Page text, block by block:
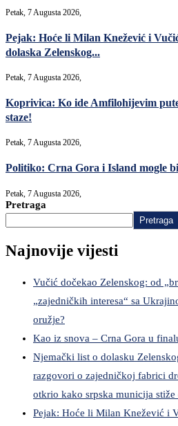
Petak, 7 Augusta 2026,
Pejak: Hoće li Milan Knežević i
dolaska Zelenskog...
Petak, 7 Augusta 2026,
Koprivica: Ko ide Amfilohijevim
staze!
Petak, 7 Augusta 2026,
Politiko: Crna Gora i Island mogle
Petak, 7 Augusta 2026,
Pretraga
Pretraga
Najnovije vijesti
Vučić dočekao Zelenskog: od
„zajedničkih interesa“ sa
oružje?
Kao iz snova – Crna Gora u
Njemački list o dolasku
razgovori o zajedničkoj fabrici
otkrio kako srpska municija
Pejak: Hoće li Milan Knežević i